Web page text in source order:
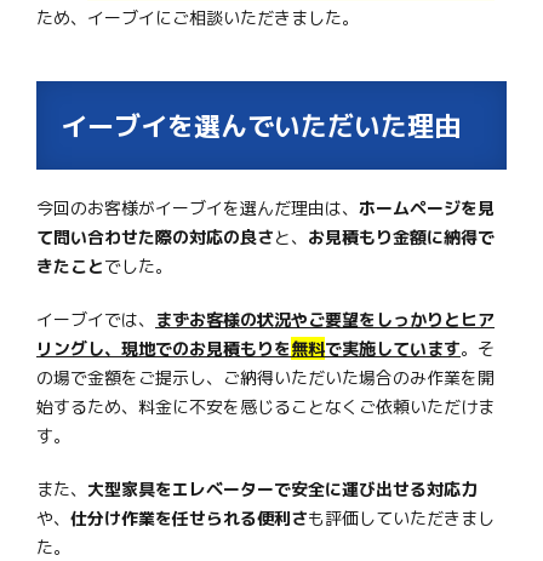
ため、イーブイにご相談いただきました。
イーブイを選んでいただいた理由
今回のお客様がイーブイを選んだ理由は、 ホームページを見
て問い合わせた際の対応の良さと、 お見積もり金額に納得で
きたことでした。
イーブイでは、
まずお客様の状況やご要望をしっかりとヒア
リングし、現地でのお見積もりを無料で実施しています。そ
の場で金額をご提示し、ご納得いただいた場合のみ作業を開
始するため、料金に不安を感じることなくご依頼いただけま
す。
また、 大型家具をエレベーターで安全に運び出せる対応力
や、 仕分け作業を任せられる便利さも評価していただきまし
た。